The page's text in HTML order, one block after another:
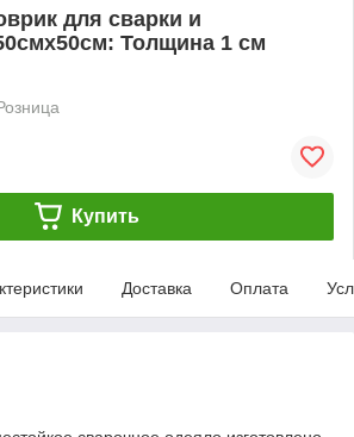
для сварки и
Толщина 1 см
Купить
Доставка Оплата